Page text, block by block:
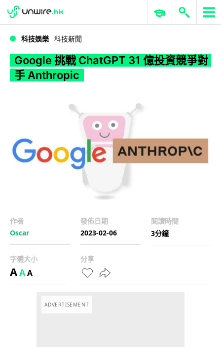
WWDC 2026 ERP 與商業 AI
科技娛樂 科技新聞
Google 挑戰 ChatGPT 31 億投資競爭對
手 Anthropic
作者
Oscar
發佈日期
2023-02-06
閱讀時間
3分鐘
字體大小
AAA
分享
ADVERTISEMENT